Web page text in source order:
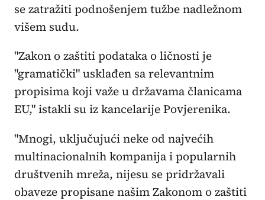
se zatražiti podnošenjem tužbe nadležnom
višem sudu.
"Zakon o zaštiti podataka o ličnosti je
"gramatički" usklađen sa relevantnim
propisima koji važe u državama članicama
EU," istakli su iz kancelarije Povjerenika.
"Mnogi, uključujući neke od najvećih
multinacionalnih kompanija i popularnih
društvenih mreža, nijesu se pridržavali
obaveze propisane našim Zakonom o zaštiti